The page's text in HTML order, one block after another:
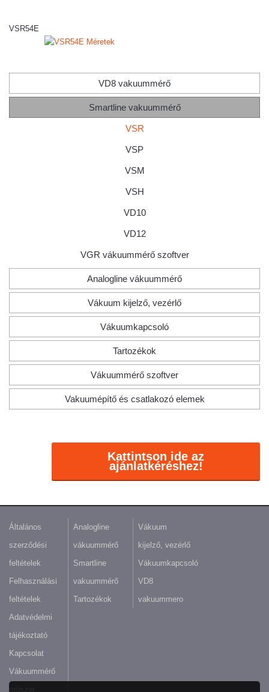
VSR54E
VD8 vakuummérő
Smartline vakuummérő
VSR
VSP
VSM
VSH
VD10
VD12
VGR vákuummérő szoftver
Analogline vákuummérő
Vákuum kijelző, vezérlő
Vákuumkapcsoló
Tartozékok
Vákuummérő szoftver
Vakuumépítő és csatlakozó elemek
Kattintson ide az
ajánlatkéréshez!
Általános
szerződési
feltételek
Felhasználási
feltételek
Adatvédelmi
tájékoztató
Kapcsolat
Vákuummérő
Analogline
vákuummérő
Smartline
vakuummérő
Tartozékok
Vákuum
kijelző, vezérlő
Vákuumkapcsoló
VD8
vakuummero